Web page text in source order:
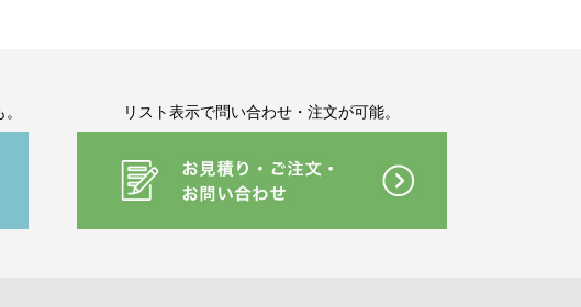
リスト表示で問い合わせ・注文が可能。